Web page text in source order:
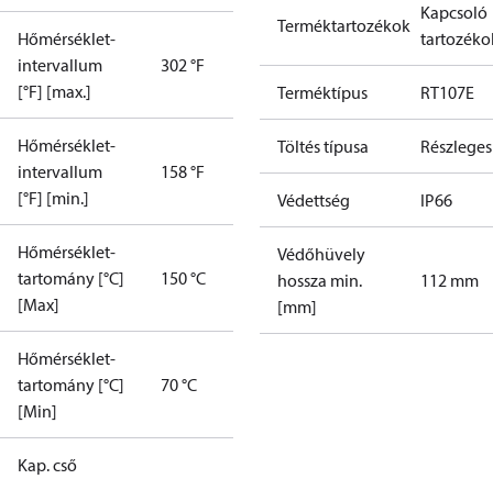
Hőmérséklet-
intervallum
[°F] [max.]
302 °F
Hőmérséklet-
intervallum
[°F] [min.]
158 °F
Hőmérséklet-
tartomány [°C]
[Max]
150 °C
Hőmérséklet-
tartomány [°C]
[Min]
70 °C
Kap. cső
Terméktartozékok
Kapcsoló
Terméktípus RT107E
Töltés típusa Részleges
Védettség IP66
Védőhüvely
hossza min.
[mm]
112 mm